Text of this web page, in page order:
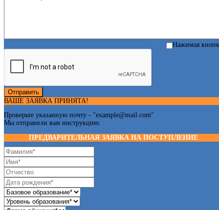
Нажимая
Отправить
ВАШЕ ЗАЯВКА ПРИНЯТА!
Проверьте указанную почту - "example@mail.com"
Мы отправили вам инструкцию.
ПРЕДВАРИТЕЛЬНАЯ ЗАЯВКА НА ПОСТУПЛЕНИЕ